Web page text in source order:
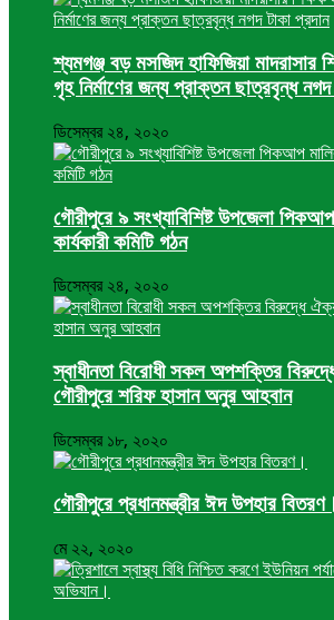
শ্যমগঞ্জ বড় মসজিদ হাফিজিয়া মাদরাসার
গৃহ নির্মাণের জন্য প্রাক্তন ছাত্রবৃন্ধ নগদ
ডিসেম্বর ২৪, ২০২০
গৌরীপুরে ৯ সংখ্যাবিশিষ্ট উপজেলা
কার্যকারী কমিটি গঠন
ডিসেম্বর ২৪, ২০২০
স্বাধীনতা বিরোধী সকল অপশক্তির
গৌরীপুরে শরিফ হাসান অনুর আহবান
ডিসেম্বর ১৮, ২০২০
গৌরীপুরে প্রধানমন্ত্রীর ঈদ উপহার বিতরণ।
মে ২২, ২০২০